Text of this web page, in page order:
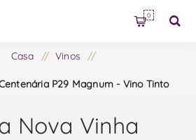
0
Casa / Vinos /
P29 Magnum - Vino Tinto
Nova Vinha